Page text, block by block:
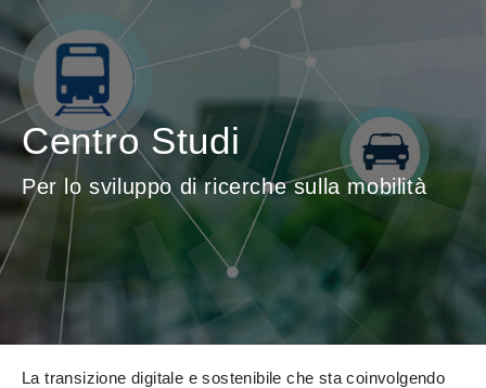
Centro Studi
Per lo sviluppo di ricerche sulla mobilità
La transizione digitale e sostenibile che sta coinvolgendo